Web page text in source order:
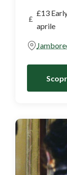
£
£13
aprile